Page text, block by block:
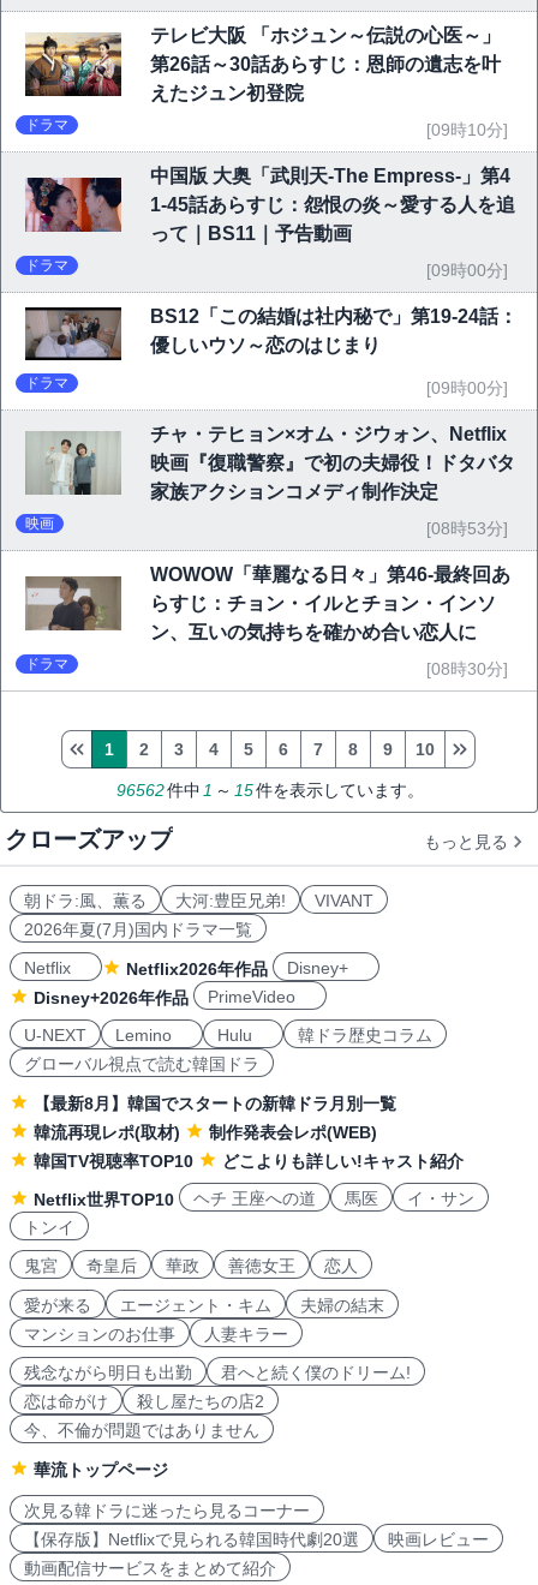
テレビ大阪 「ホジュン～伝説の心医～」
第26話～30話あらすじ：恩師の遺志を叶
えたジュン初登院
ドラマ [09時10分]
中国版 大奥「武則天-The Empress-」第4
1-45話あらすじ：怨恨の炎～愛する人を追
って｜BS11｜予告動画
ドラマ [09時00分]
BS12「この結婚は社内秘で」第19-24話：
優しいウソ～恋のはじまり
ドラマ [09時00分]
チャ・テヒョン×オム・ジウォン、Netflix
映画『復職警察』で初の夫婦役！ドタバタ
家族アクションコメディ制作決定
映画 [08時53分]
WOWOW「華麗なる日々」第46-最終回あ
らすじ：チョン・イルとチョン・インソ
ン、互いの気持ちを確かめ合い恋人に
ドラマ [08時30分]
96562件中 1 ～ 15件を表示しています。
1 2 3 4 5 6 7 8 9 10
クローズアップ もっと見る
朝ドラ:風、薫る 大河:豊臣兄弟!
VIVANT
2026年夏(7月)国内ドラマ一覧
Netflix
Netflix2026年作品
Disney+
Disney+2026年作品
PrimeVideo
U-NEXT
Lemino Hulu
韓ドラ歴史コラム
グローバル視点で読む韓国ドラ
【最新8月】韓国でスタートの新韓ドラ月別一覧
韓流再現レポ(取材)
制作発表会レポ(WEB)
韓国TV視聴率TOP10
どこよりも詳しい!キャスト紹介
Netflix世界TOP10
ヘチ 王座への道 馬医
イ・サン
トンイ
鬼宮
奇皇后 華政 善徳女王 恋人
愛が来る エージェント・キム
夫婦の結末
マンションのお仕事
人妻キラー
残念ながら明日も出勤
君へと続く僕のドリーム!
恋は命がけ
殺し屋たちの店2
今、不倫が問題ではありません
華流トップページ
次見る韓ドラに迷ったら見るコーナー
【保存版】Netflixで見られる韓国時代劇20選
映画レビュー
動画配信サービスをまとめて紹介